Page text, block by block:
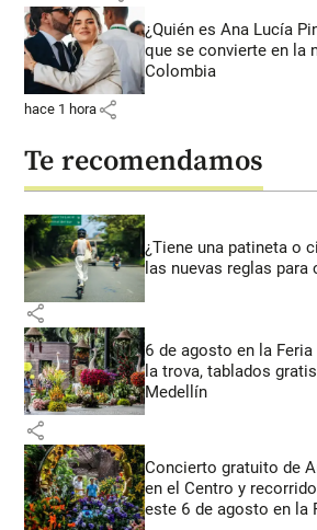
¿Quién es Ana Lucía
que se convierte en la
Colombia
hace 1 hora share
Te recomendamos
¿Tiene una patineta o
las nuevas reglas
share
6 de agosto en la
la trova, tablados
Medellín
share
Concierto gratuito de
en el Centro y
este 6 de agosto en la